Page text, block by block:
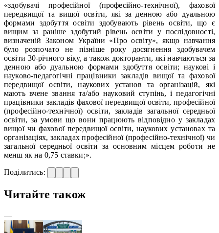
«здобувачі професійної (професійно-технічної), фахової
передвищої та вищої освіти, які за денною або дуальною
формами здобуття освіти здобувають рівень освіти, що є
вищим за раніше здобутий рівень освіти у послідовності,
визначеній Законом України «Про освіту», якщо навчання
було розпочато не пізніше року досягнення здобувачем
освіти 30-річного віку, а також докторанти, які навчаються за
денною або дуальною формами здобуття освіти; наукові і
науково-педагогічні працівники закладів вищої та фахової
передвищої освіти, наукових установ та організацій, які
мають вчене звання та/або науковий ступінь, і педагогічні
працівники закладів фахової передвищої освіти, професійної
(професійно-технічної) освіти, закладів загальної середньої
освіти, за умови що вони працюють відповідно у закладах
вищої чи фахової передвищої освіти, наукових установах та
організаціях, закладах професійної (професійно-технічної) чи
загальної середньої освіти за основним місцем роботи не
менш як на 0,75 ставки;».
Поділитись:
Читайте також
—